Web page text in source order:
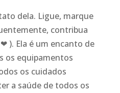
dela. Ligue, marque
contribua
). Ela é um encanto de
os equipamentos
os cuidados
a saúde de todos os